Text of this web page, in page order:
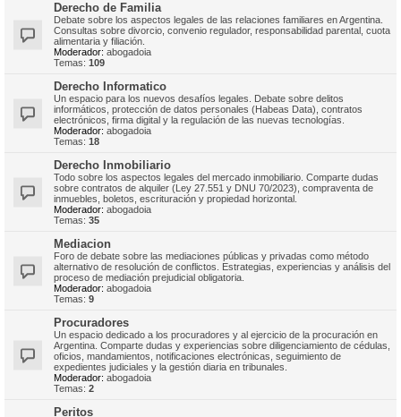
Derecho de Familia
Debate sobre los aspectos legales de las relaciones familiares en Argentina.
Consultas sobre divorcio, convenio regulador, responsabilidad parental, cuota
alimentaria y filiación.
Moderador: abogadoia
Temas: 109
Derecho Informatico
Un espacio para los nuevos desafíos legales. Debate sobre delitos
informáticos, protección de datos personales (Habeas Data), contratos
electrónicos, firma digital y la regulación de las nuevas tecnologías.
Moderador: abogadoia
Temas: 18
Derecho Inmobiliario
Todo sobre los aspectos legales del mercado inmobiliario. Comparte dudas
sobre contratos de alquiler (Ley 27.551 y DNU 70/2023), compraventa de
inmuebles, boletos, escrituración y propiedad horizontal.
Moderador: abogadoia
Temas: 35
Mediacion
Foro de debate sobre las mediaciones públicas y privadas como método
alternativo de resolución de conflictos. Estrategias, experiencias y análisis del
proceso de mediación prejudicial obligatoria.
Moderador: abogadoia
Temas: 9
Procuradores
Un espacio dedicado a los procuradores y al ejercicio de la procuración en
Argentina. Comparte dudas y experiencias sobre diligenciamiento de cédulas,
oficios, mandamientos, notificaciones electrónicas, seguimiento de
expedientes judiciales y la gestión diaria en tribunales.
Moderador: abogadoia
Temas: 2
Peritos